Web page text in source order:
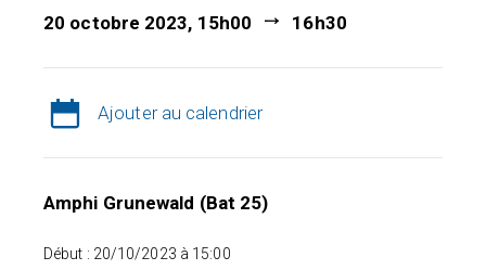
20 octobre 2023, 15h00 16h30
Ajouter au calendrier
Amphi Grunewald (Bat 25)
Début : 20/10/2023 à 15:00